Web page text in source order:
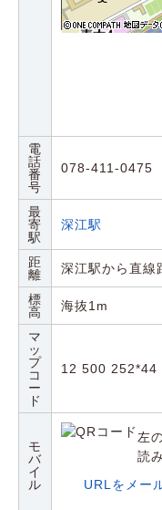
電
話
番
号
078-411-0475
最
寄
駅
深江駅
距
離
深江駅から直線
標
高
海抜1m
マ
ッ
プ
コ
ー
ド
12 500 252*44
モ
バ
イ
ル
左
読
URLをメー